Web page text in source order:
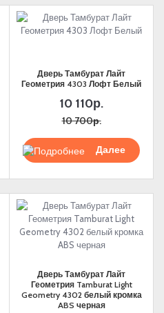
Дверь Тамбурат Лайт
Геометрия 4303 Лофт Белый
10 110р.
10 700р.
Подробнее
Дверь Тамбурат Лайт
Геометрия Tamburat Light
Geometry 4302 белый кромка
ABS черная